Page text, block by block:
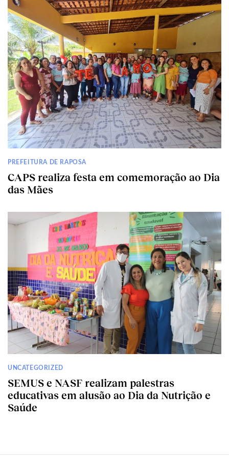
PREFEITURA DE RAPOSA
CAPS realiza festa em comemoração ao Dia
das Mães
UNCATEGORIZED
SEMUS e NASF realizam palestras
educativas em alusão ao Dia da Nutrição e
Saúde